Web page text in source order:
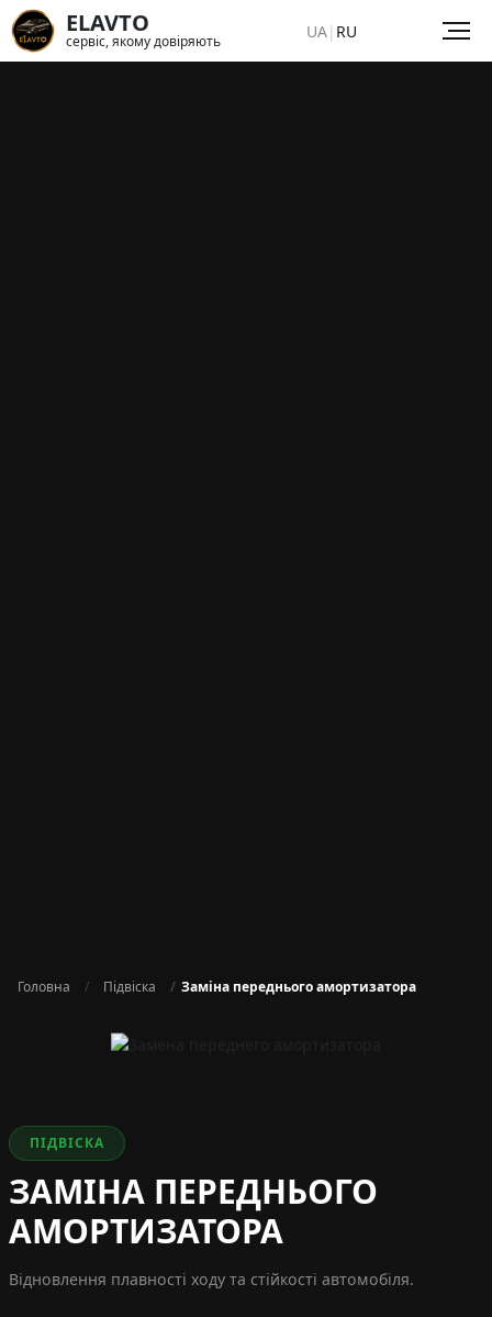
ELAVTO
сервіс, якому довіряють UA| RU
Головна Підвіска Заміна переднього амортизатора
ПІДВІСКА
ЗАМІНА ПЕРЕДНЬОГО
АМОРТИЗАТОРА
Відновлення плавності ходу та стійкості автомобіля.